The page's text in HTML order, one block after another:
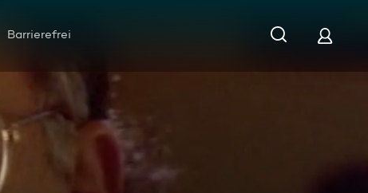
Barrierefrei